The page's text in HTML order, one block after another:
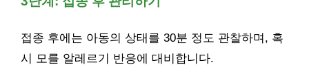
접종 후에는 아동의 상태를 30분 정도 관찰하며, 혹
시 모를 알레르기 반응에 대비합니다.